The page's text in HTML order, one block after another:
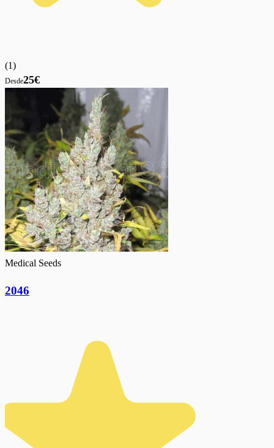
(1)
Desde25€
Medical Seeds
2046